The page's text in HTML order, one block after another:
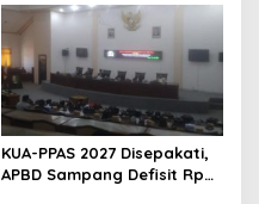
KUA-PPAS 2027 Disepakati,
APBD Sampang Defisit Rp